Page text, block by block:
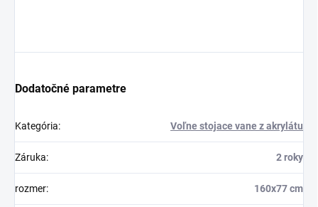
Dodatočné parametre
Kategória: Voľne stojace vane z akrylátu
Záruka: 2 roky
rozmer: 160x77 cm